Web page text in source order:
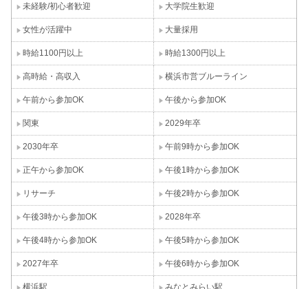
未経験/初心者歓迎 大学院生歓迎
女性が活躍中 大量採用
時給1100円以上 時給1300円以上
高時給・高収入 横浜市営ブルーライン
午前から参加OK 午後から参加OK
関東 2029年卒
2030年卒 午前9時から参加OK
正午から参加OK 午後1時から参加OK
リサーチ 午後2時から参加OK
午後3時から参加OK 2028年卒
午後4時から参加OK 午後5時から参加OK
2027年卒 午後6時から参加OK
横浜駅 みなとみらい駅